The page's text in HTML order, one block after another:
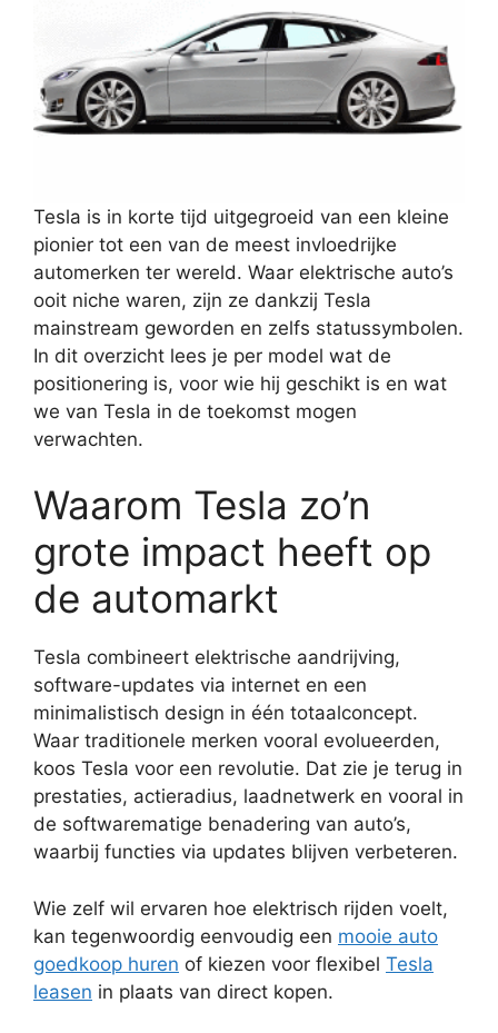
Tesla is in korte tijd uitgegroeid van een kleine
pionier tot een van de meest invloedrijke
automerken ter wereld. Waar elektrische auto’s
ooit niche waren, zijn ze dankzij Tesla
mainstream geworden en zelfs statussymbolen.
In dit overzicht lees je per model wat de
positionering is, voor wie hij geschikt is en wat
we van Tesla in de toekomst mogen
verwachten.
Waarom Tesla zo’n
grote impact heeft op
de automarkt
Tesla combineert elektrische aandrijving,
software-updates via internet en een
minimalistisch design in één totaalconcept.
Waar traditionele merken vooral evolueerden,
koos Tesla voor een revolutie. Dat zie je terug in
prestaties, actieradius, laadnetwerk en vooral in
de softwarematige benadering van auto’s,
waarbij functies via updates blijven verbeteren.
Wie zelf wil ervaren hoe elektrisch rijden voelt,
kan tegenwoordig eenvoudig een mooie auto
goedkoop huren of kiezen voor flexibel Tesla
leasen in plaats van direct kopen.